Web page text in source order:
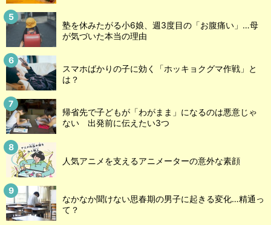
塾を休みたがる小6娘、週3度目の「お腹痛い」…母
が気づいた本当の理由
スマホばかりの子に効く「ホッキョクグマ作戦」と
は？
帰省先で子どもが「わがまま」になるのは悪意じゃ
ない 出発前に伝えたい3つ
人気アニメを支えるアニメーターの意外な素顔
なかなか聞けない思春期の男子に起きる変化…精通っ
て？